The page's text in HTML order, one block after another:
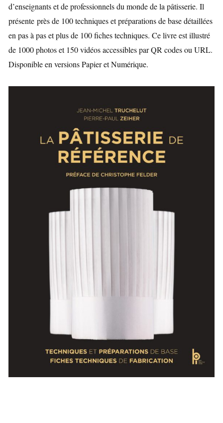
d’enseignants et de professionnels du monde de la pâtisserie. Il
présente près de 100 techniques et préparations de base détaillées
en pas à pas et plus de 100 fiches techniques. Ce livre est illustré
de 1000 photos et 150 vidéos accessibles par QR codes ou URL.
Disponible en versions Papier et Numérique.